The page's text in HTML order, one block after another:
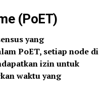
(PoET)
yang
PoET, setiap node di
izin untuk
waktu yang